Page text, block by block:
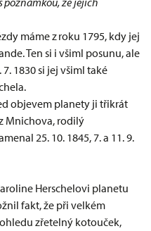
máme z roku 1795, kdy jej
Ten si i všiml posunu, ale
1830 si jej všiml také
objevem planety ji třikrát
Mnichova, rodilý
25. 10. 1845, 7. a 11. 9.
Herschelovi planetu
fakt, že při velkém
zřetelný kotouček,